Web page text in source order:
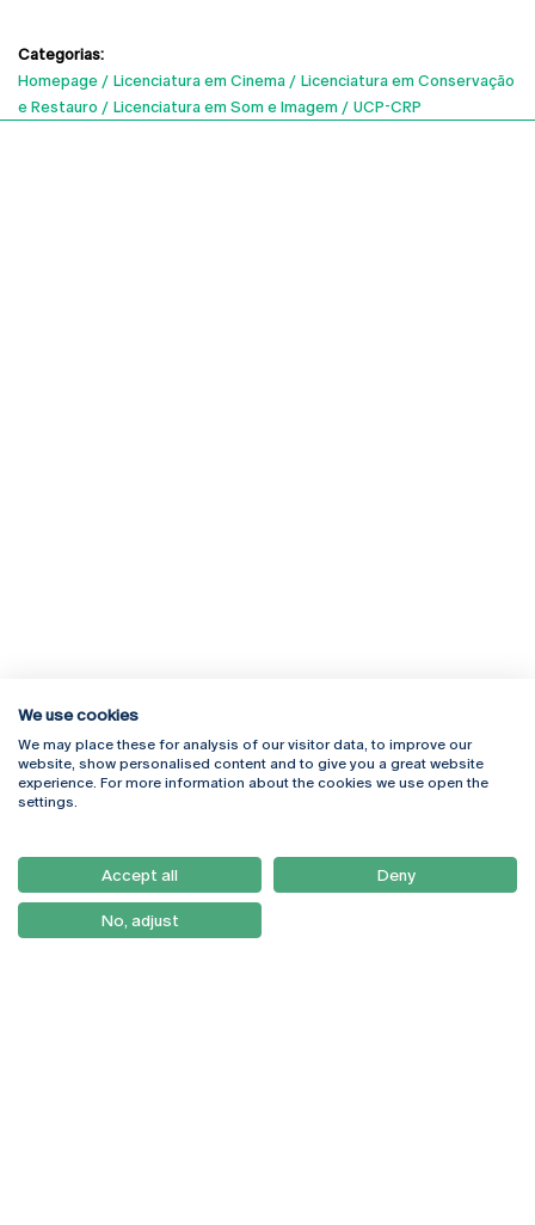
Categorias:
Homepage
Licenciatura em Cinema
Licenciatura em Conservação
e Restauro
Licenciatura em Som e Imagem UCP-CRP
Rua Diogo Botelho 1327
4169-005 Porto
+351 226 196 240
Campus Online
Webmail
Como Chegar
Newsletter
We use cookies
We may place these for analysis of our visitor data, to improve our
website, show personalised content and to give you a great website
experience. For more information about the cookies we use open the
settings.
Accept all Deny
No, adjust